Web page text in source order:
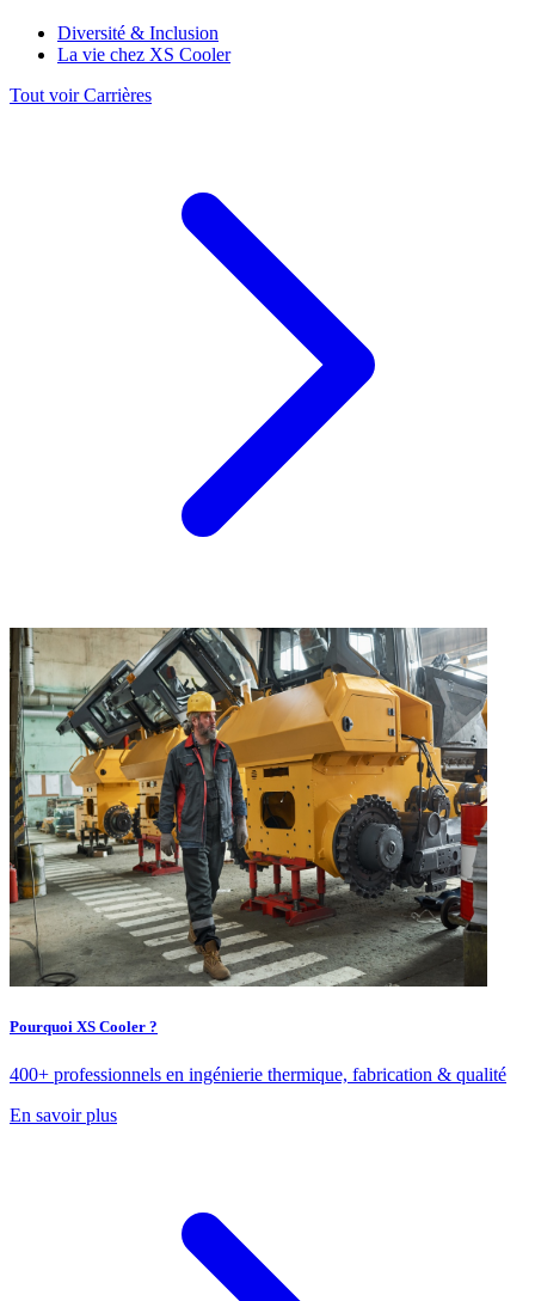
Diversité & Inclusion
La vie chez XS Cooler
Tout voir Carrières
Pourquoi XS Cooler ?
400+ professionnels en ingénierie thermique, fabrication & qualité
En savoir plus